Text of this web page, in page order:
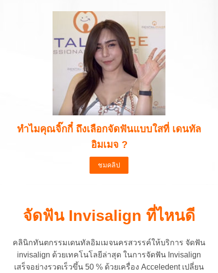
ทำไมคุณจิ๊กกี๋ ถึงเลือกจัดฟันแบบใสที่ เดนทัล
อิมเมจ ?
ชมคลิป
จัดฟัน Invisalign ที่ไหนดี
คลินิกทันตกรรมเดนทัลอิมเมจนครสวรรค์ให้บริการ จัดฟัน
invisalign ด้วยเทคโนโลยีล่าสุด ในการจัดฟัน Invisalign
เสร็จอย่างรวดเร็วขึ้น 50 % ด้วยเครื่อง Acceledent เปลี่ยน